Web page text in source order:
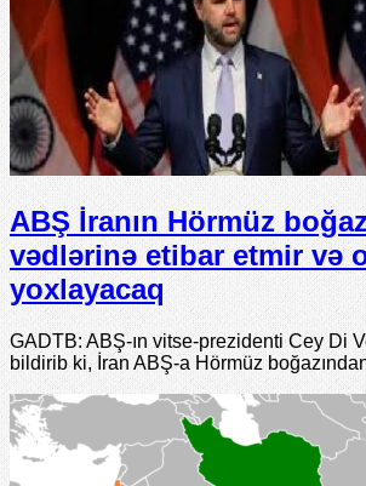
ABŞ İranın Hörmüz
vədlərinə etibar etmir və
yoxlayacaq
GADTB: ABŞ-ın vitse-prezidenti Cey Di
bildirib ki, İran ABŞ-a Hörmüz